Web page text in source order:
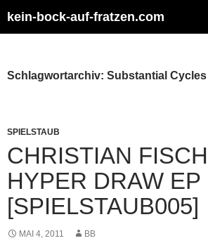
Inhalt
kein-bock-auf-fratzen.com
Schlagwortarchiv: Substantial Cycles
SPIELSTAUB
CHRISTIAN
HYPER DRAW EP
[SPIELSTAUB005]
MAI 4, 2011 BB